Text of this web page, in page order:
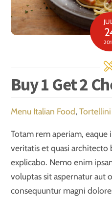
Buy 1 Get 2
Menu Italian Food,Tortellini
Totam rem aperiam,
veritatis et quasi architecto
explicabo. Nemo enim
voluptas sit aspernatur aut
consequuntur magni